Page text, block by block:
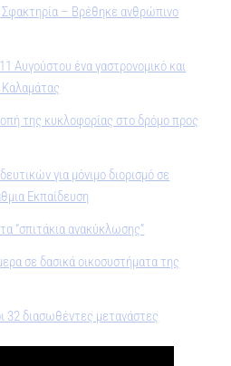
– Βρέθηκε ανθρώπινο
Αυγούστου ένα γαστρονομικό και
Καλαμάτας
της κυκλοφορίας στο δρόμο προς
για μόνιμο διορισμό σε
Εκπαίδευση
“σπιτάκια ανακύκλωσης”
σε δασικά οικοσυστήματα της
32 διασωθέντες μετανάστες